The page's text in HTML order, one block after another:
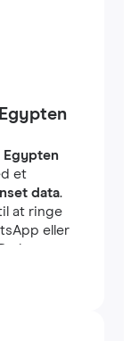
Egypten
et
data.
at ringe
eller
kan